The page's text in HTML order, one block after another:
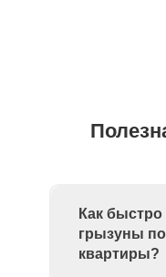
Как
грызуны
квартиры?